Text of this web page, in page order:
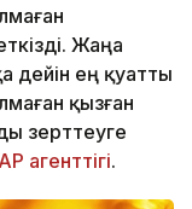
Жаңа
дейін ең қуатты
қызған
зерттеуге
AP агенттігі.